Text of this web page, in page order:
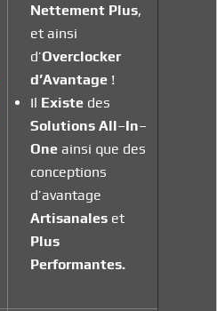
Nettement Plus,
et ainsi
d’Overclocker
d’Avantage !
Il Existe des
Solutions All–In–
One ainsi que des
conceptions
d’avantage
Artisanales et
Plus
Performantes.